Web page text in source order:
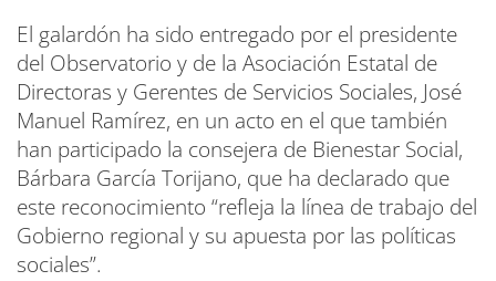
El galardón ha sido entregado por el presidente
del Observatorio y de la Asociación Estatal de
Directoras y Gerentes de Servicios Sociales, José
Manuel Ramírez, en un acto en el que también
han participado la consejera de Bienestar Social,
Bárbara García Torijano, que ha declarado que
este reconocimiento “refleja la línea de trabajo del
Gobierno regional y su apuesta por las políticas
sociales”.